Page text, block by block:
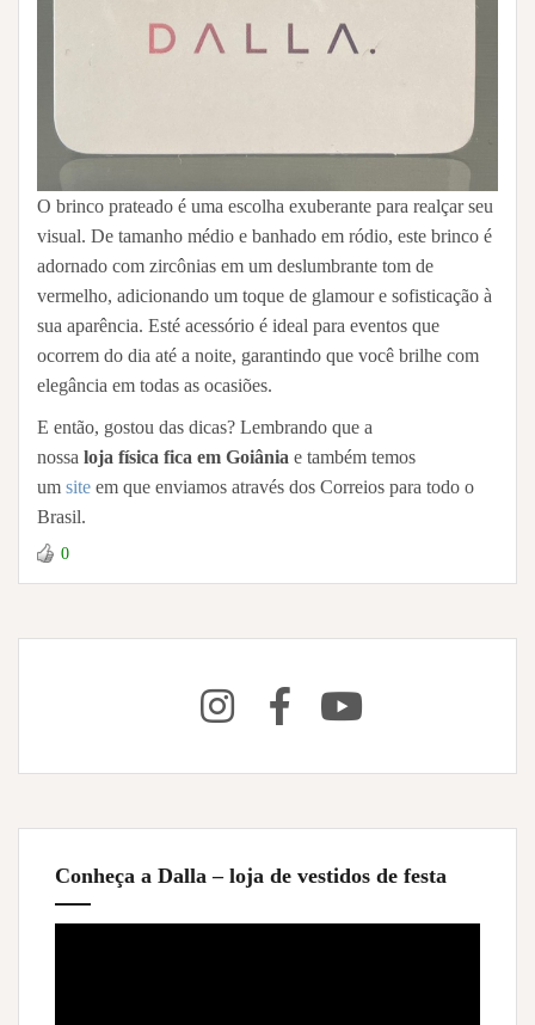
O brinco prateado é uma escolha exuberante para realçar seu
visual. De tamanho médio e banhado em ródio, este brinco é
adornado com zircônias em um deslumbrante tom de
vermelho, adicionando um toque de glamour e sofisticação à
sua aparência. Esté acessório é ideal para eventos que
ocorrem do dia até a noite, garantindo que você brilhe com
elegância em todas as ocasiões.
E então, gostou das dicas? Lembrando que a
nossa loja física fica em Goiânia e também temos
um site em que enviamos através dos Correios para todo o
Brasil.
0
Conheça a Dalla – loja de vestidos de festa